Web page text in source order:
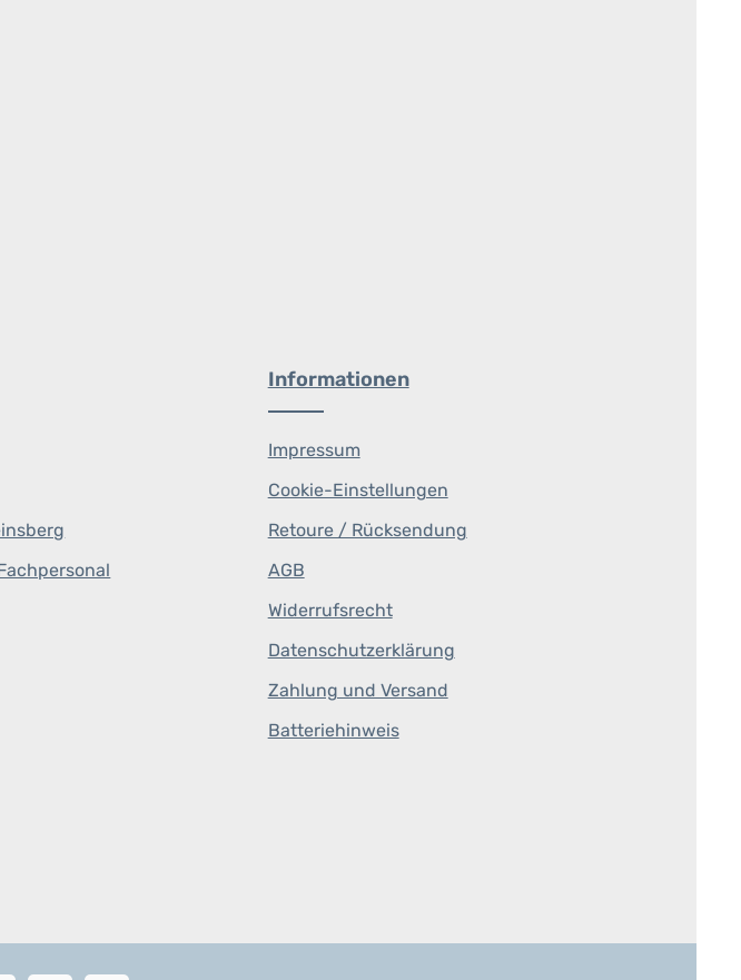
Informationen
Impressum
Cookie-Einstellungen
Retoure / Rücksendung
AGB
Widerrufsrecht
Datenschutzerklärung
Zahlung und Versand
Batteriehinweis